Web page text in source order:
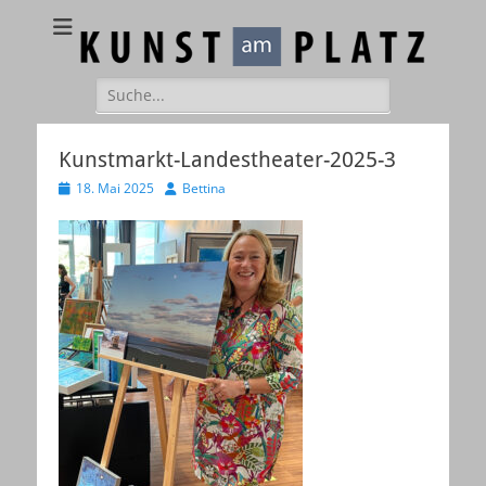
Kunst am Platz
Galerie – Atelier – Kreativ-Events
Suchen
nach:
Kunstmarkt-Landestheater-2025-3
Veröffentlicht
18. Mai 2025 AutorBettina